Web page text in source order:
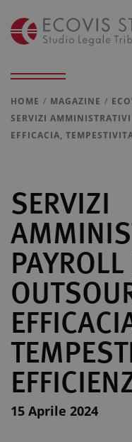
HOME MAGAZINE
SERVIZI
EFFICACIA,
SERVIZI
15 Aprile 2024